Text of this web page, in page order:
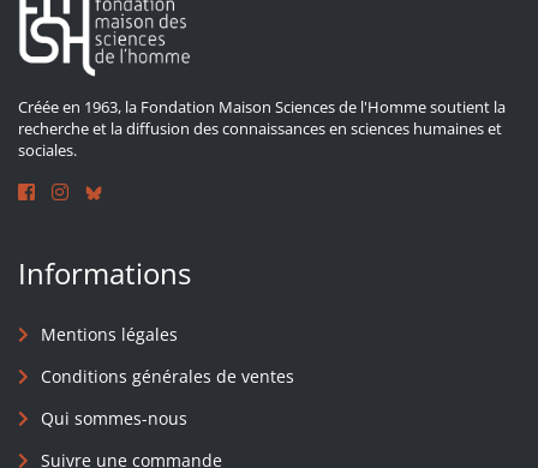
Créée en 1963, la Fondation Maison Sciences de l'Homme soutient la
recherche et la diffusion des connaissances en sciences humaines et
sociales.
Informations
Mentions légales
Conditions générales de ventes
Qui sommes-nous
Suivre une commande